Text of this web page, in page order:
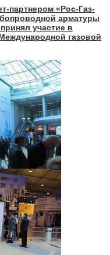
партнером «Рос-Газ-
арматуры
участие в
газовой